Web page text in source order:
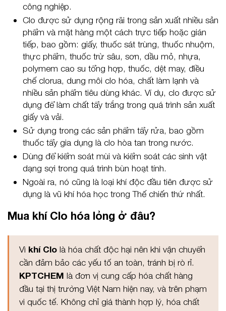
công nghiệp.
Clo được sử dụng rộng rãi trong sản xuất nhiều sản
phẩm và mặt hàng một cách trực tiếp hoặc gián
tiếp, bao gồm: giấy, thuốc sát trùng, thuốc nhuộm,
thực phẩm, thuốc trừ sâu, sơn, dầu mỏ, nhựa,
polymem cao su tổng hợp, thuốc, dệt may, điều
chế clorua, dung môi clo hóa, chất làm lạnh và
nhiều sản phẩm tiêu dùng khác. Ví dụ, clo được sử
dụng để làm chất tẩy trắng trong quá trình sản xuất
giấy và vải.
Sử dụng trong các sản phẩm tẩy rửa, bao gồm
thuốc tẩy gia dụng là clo hòa tan trong nước.
Dùng để kiểm soát mùi và kiểm soát các sinh vật
dạng sợi trong quá trình bùn hoạt tính.
Ngoài ra, nó cũng là loại khí độc đầu tiên được sử
dụng là vũ khí hóa học trong Thế chiến thứ nhất.
Mua khí Clo hóa lỏng ở đâu?
Vì khí Clo là hóa chất độc hại nên khi vận chuyển
cần đảm bảo các yếu tố an toàn, tránh bị rò rỉ.
KPTCHEM là đơn vị cung cấp hóa chất hàng
đầu tại thị trường Việt Nam hiện nay, và trên phạm
vi quốc tế. Không chỉ giá thành hợp lý, hóa chất